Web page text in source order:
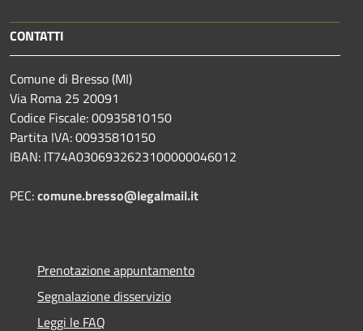
CONTATTI
Comune di Bresso (MI)
Via Roma 25 20091
Codice Fiscale: 00935810150
Partita IVA: 00935810150
IBAN: IT74A0306932623100000046012
PEC:comune.bresso@legalmail.it
Prenotazione appuntamento
Segnalazione disservizio
Leggi le FAQ